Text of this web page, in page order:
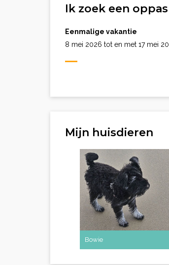
Ik zoek een
Eenmalige vakantie
8 mei 2026 tot en met 17 mei
Mijn huisdieren
Bowie